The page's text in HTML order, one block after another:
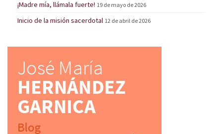
¡Madre mía, llámala fuerte! 19 de mayo de 2026
Inicio de la misión sacerdotal 12 de abril de 2026